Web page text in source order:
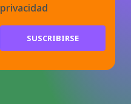
privacidad
SUSCRIBIRSE